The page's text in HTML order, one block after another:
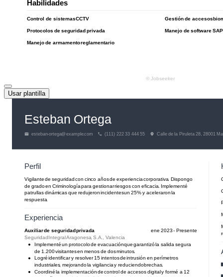
Usar plantilla